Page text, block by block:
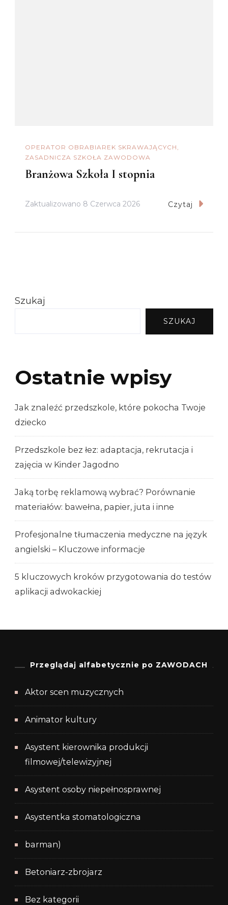
OPERATOR OBRABIAREK SKRAWAJĄCYCH
ZASADNICZA SZKOŁA ZAWODOWA
Branżowa Szkoła I stopnia
Zaktualizowano 8 Czerwca 2026 Czytaj
Szukaj
SZUKAJ
Ostatnie wpisy
Jak znaleźć przedszkole, które pokocha Twoje
dziecko
Przedszkole bez łez: adaptacja, rekrutacja i
zajęcia w Kinder Jagodno
Jaką torbę reklamową wybrać? Porównanie
materiałów: bawełna, papier, juta i inne
Profesjonalne tłumaczenia medyczne na język
angielski – Kluczowe informacje
5 kluczowych kroków przygotowania do testów
aplikacji adwokackiej
Przeglądaj alfabetycznie po ZAWODACH
Aktor scen muzycznych
Animator kultury
Asystent kierownika produkcji
filmowej/telewizyjnej
Asystent osoby niepełnosprawnej
Asystentka stomatologiczna
barman)
Betoniarz-zbrojarz
Bez kategorii